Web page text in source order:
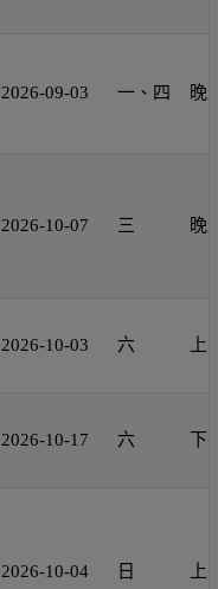
2026-09-03 一、四 晚
2026-10-07 三 晚
2026-10-03 六 上
2026-10-17 六 下
2026-10-04 日 上